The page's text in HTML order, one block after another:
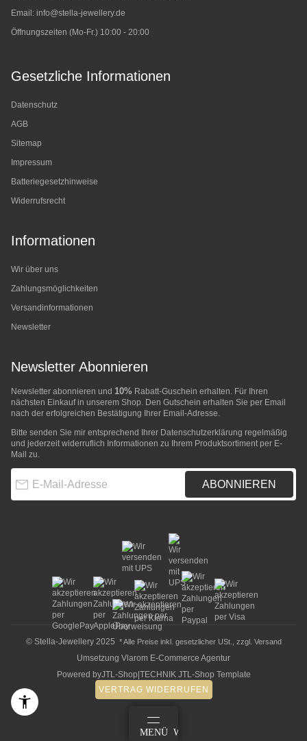
Email: info@stella-jewellery.de
Öffnungszeiten (Mo-Fr.) 10:00 - 20:00
Gesetzliche Informationen
Datenschutz
AGB
Sitemap
Impressum
Batteriegesetzhinweise
Widerrufsrecht
Informationen
Wir über uns
Zahlungsmöglichkeiten
Versandinformationen
Newsletter
Newsletter Abonnieren
Newsletter abonnieren und 10% Rabatt-Guschein erhalten. Für Ihren
nächsten Einkauf in unserem Shop. Den Gutschein erhalten Sie per Email
nach der erfolgreichen Bestätigung Ihrer Email-Adresse.
Bitte senden Sie mir entsprechend Ihrer Datenschutzerklärung regelmäßig
und jederzeit widerruflich Informationen zu Ihrem Produktsortiment per E-
Mail zu.
ABONNIEREN
© Stella-Jewellery 2025 * Alle Preise inkl. gesetzlicher USt., zzgl. Versand
Umsetzung Vlarom E-Commerce Agentur
Powered byJTL-Shop TECHNIK JTL-Shop Template
VERTRAG WIDERRUFEN
MENÜ WARENKORB